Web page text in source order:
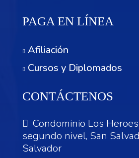
PAGA EN LÍNEA
Afiliación
Cursos y Diplomados
CONTÁCTENOS
Condominio Los
segundo nivel, San
Salvador